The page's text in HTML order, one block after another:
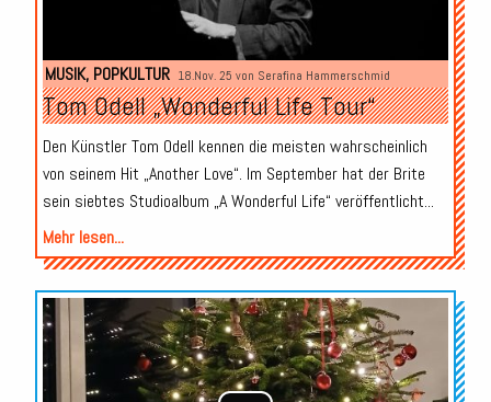
MUSIK, POPKULTUR 18.Nov. 25 von Serafina Hammerschmid
Tom Odell „Wonderful Life Tour“
Den Künstler Tom Odell kennen die meisten wahrscheinlich
von seinem Hit „Another Love“. Im September hat der Brite
sein siebtes Studioalbum „A Wonderful Life“ veröffentlicht...
Mehr lesen...
Audio-
Player